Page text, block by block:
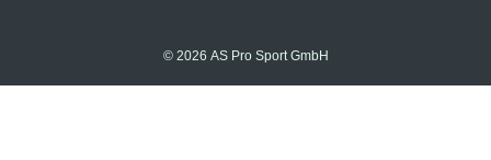
© 2026 AS Pro Sport GmbH